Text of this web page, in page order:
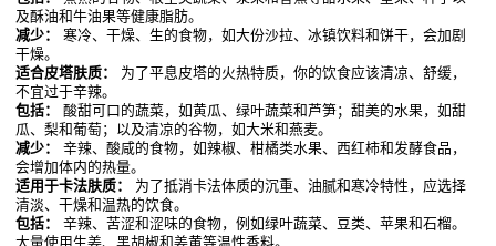
及酥油和牛油果等健康脂肪。
减少：
寒冷、干燥、生的食物，如大份沙拉、冰镇饮料和饼干，会加剧
干燥。
适合皮塔肤质：
为了平息皮塔的火热特质，你的饮食应该清凉、舒缓，
不宜过于辛辣。
包括：
酸甜可口的蔬菜，如黄瓜、绿叶蔬菜和芦笋；甜美的水果，如甜
瓜、梨和葡萄；以及清凉的谷物，如大米和燕麦。
减少：
辛辣、酸咸的食物，如辣椒、柑橘类水果、西红柿和发酵食品，
会增加体内的热量。
适用于卡法肤质：
为了抵消卡法体质的沉重、油腻和寒冷特性，应选择
清淡、干燥和温热的饮食。
包括：
辛辣、苦涩和涩味的食物，例如绿叶蔬菜、豆类、苹果和石榴。
大量使用生姜、黑胡椒和姜黄等温性香料。